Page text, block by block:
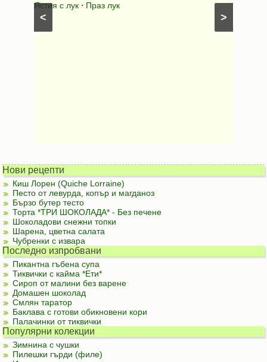
>
<
Ястия с лук ⋅ Праз лук
Нови рецепти
Киш Лорен (Quiche Lorraine)
Песто от левурда, копър и магданоз
Бързо бутер тесто
Торта *ТРИ ШОКОЛАДА* - Без печене
Шоколадови снежни топки
Шарена, цветна салата
Чубренки с извара
Последно изпробвани
Пикантна гъбена супа
Тиквички с кайма *Ети*
Сироп от малини без варене
Домашен шоколад
Смлян таратор
Баклава с готови обикновени кори
Палачинки от тиквички
Популярни колекции
Зимнина с чушки
Пилешки гърди (филе)